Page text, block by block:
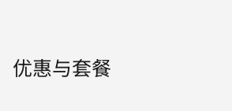
优惠与套餐